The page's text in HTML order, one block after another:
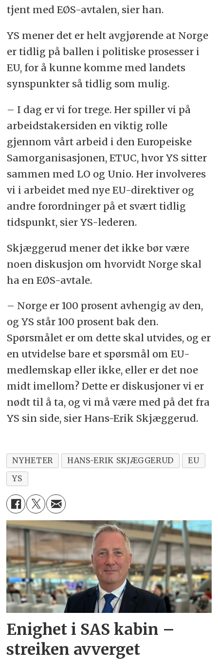
tjent med EØS-avtalen, sier han.
YS mener det er helt avgjørende at Norge
er tidlig på ballen i politiske prosesser i
EU, for å kunne komme med landets
synspunkter så tidlig som mulig.
– I dag er vi for trege. Her spiller vi på
arbeidstakersiden en viktig rolle
gjennom vårt arbeid i den Europeiske
Samorganisasjonen, ETUC, hvor YS sitter
sammen med LO og Unio. Her involveres
vi i arbeidet med nye EU-direktiver og
andre forordninger på et svært tidlig
tidspunkt, sier YS-lederen.
Skjæggerud mener det ikke bør være
noen diskusjon om hvorvidt Norge skal
ha en EØS-avtale.
– Norge er 100 prosent avhengig av den,
og YS står 100 prosent bak den.
Spørsmålet er om dette skal utvides, og er
en utvidelse bare et spørsmål om EU-
medlemskap eller ikke, eller er det noe
midt imellom? Dette er diskusjoner vi er
nødt til å ta, og vi må være med på det fra
YS sin side, sier Hans-Erik Skjæggerud.
NYHETER HANS-ERIK SKJÆGGERUD
EU
YS
Enighet i SAS kabin –
streiken avverget